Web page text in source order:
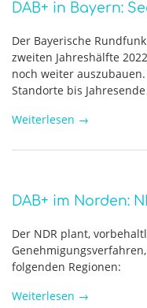
DAB+ in Bayern:
Der Bayerische
zweiten Jahreshälfte
noch weiter
Standorte bis
Weiterlesen →
DAB+ im Norden:
Der NDR plant,
folgenden Regionen:
Weiterlesen →